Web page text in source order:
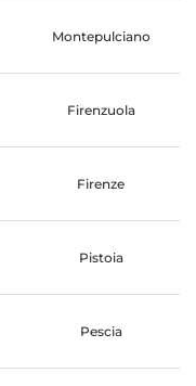
Montepulciano
Firenzuola
Firenze
Pistoia
Pescia